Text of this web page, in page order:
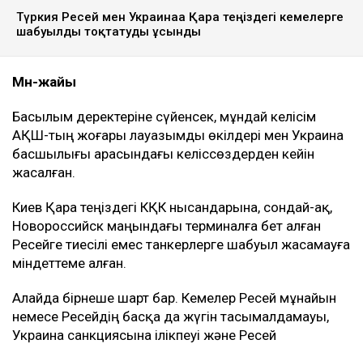
Түркия Ресей мен Украинаға Қара теңіздегі кемелерге
шабуылды тоқтатуды ұсынды
Мән-жайы
Басылым деректеріне сүйенсек, мұндай келісім
АҚШ-тың жоғары лауазымды өкілдері мен Украина
басшылығы арасындағы келіссөздерден кейін
жасалған.
Киев Қара теңіздегі КҚК нысандарына, сондай-ақ,
Новороссийск маңындағы терминалға бет алған
Ресейге тиесілі емес танкерлерге шабуыл жасамауға
міндеттеме алған.
Алайда бірнеше шарт бар. Кемелер Ресей мұнайын
немесе Ресейдің басқа да жүгін тасымалдамауы,
Украина санкциясына ілікпеуі және Ресей